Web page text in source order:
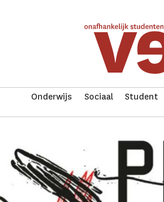
Onderwijs Sociaal Student